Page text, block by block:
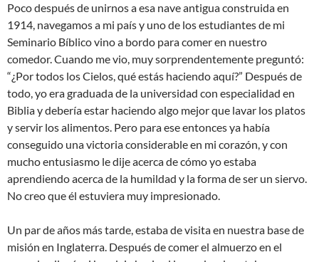
Poco después de unirnos a esa nave antigua construida en
1914, navegamos a mi país y uno de los estudiantes de mi
Seminario Bíblico vino a bordo para comer en nuestro
comedor. Cuando me vio, muy sorprendentemente preguntó:
“¿Por todos los Cielos, qué estás haciendo aquí?” Después de
todo, yo era graduada de la universidad con especialidad en
Biblia y debería estar haciendo algo mejor que lavar los platos
y servir los alimentos. Pero para ese entonces ya había
conseguido una victoria considerable en mi corazón, y con
mucho entusiasmo le dije acerca de cómo yo estaba
aprendiendo acerca de la humildad y la forma de ser un siervo.
No creo que él estuviera muy impresionado.
Un par de años más tarde, estaba de visita en nuestra base de
misión en Inglaterra. Después de comer el almuerzo en el